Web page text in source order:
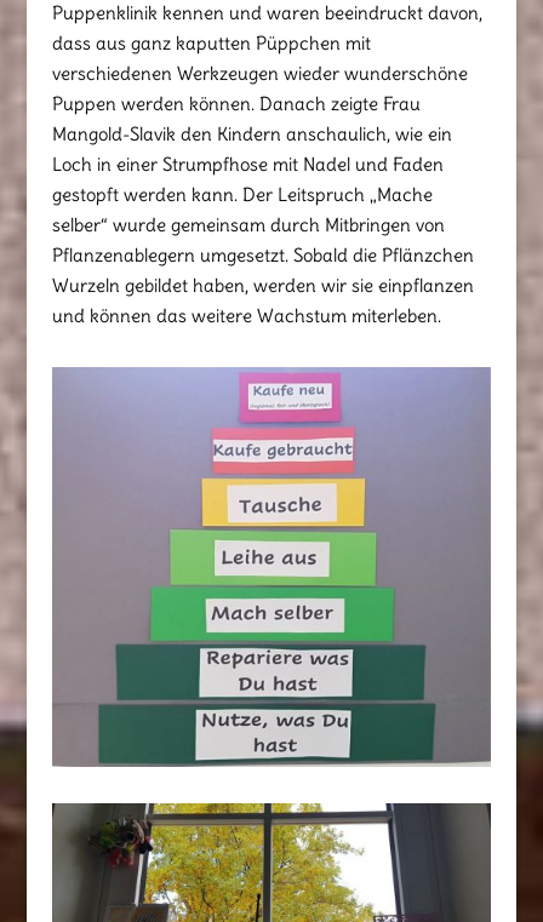
Puppenklinik kennen und waren beeindruckt davon,
dass aus ganz kaputten Püppchen mit
verschiedenen Werkzeugen wieder wunderschöne
Puppen werden können. Danach zeigte Frau
Mangold-Slavik den Kindern anschaulich, wie ein
Loch in einer Strumpfhose mit Nadel und Faden
gestopft werden kann. Der Leitspruch „Mache
selber“ wurde gemeinsam durch Mitbringen von
Pflanzenablegern umgesetzt. Sobald die Pflänzchen
Wurzeln gebildet haben, werden wir sie einpflanzen
und können das weitere Wachstum miterleben.